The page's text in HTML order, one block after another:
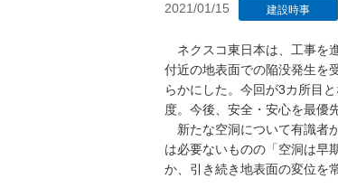
2021/01/15 建設時事
ネクスコ東日本は、工事を
付近の地表面での陥没発生を
らかにした。今回が3カ所目
度。今後、安全・安心を最優
新たな空洞について有識者
は必要ないものの「空洞は早
か、引き続き地表面の変位を